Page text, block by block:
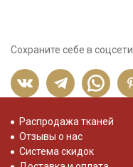
Сохраните себе в соцсети
Распродажа тканей
Отзывы о нас
Система скидок